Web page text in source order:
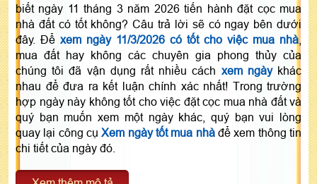
biết ngày 11 tháng 3 năm 2026 tiến hành đặt cọc mua
nhà đất có tốt không? Câu trả lời sẽ có ngay bên dưới
đây. Để xem ngày 11/3/2026 có tốt cho việc mua nhà
mua đất hay không các chuyên gia phong thủy của
chúng tôi đã vận dụng rất nhiều cách xem ngàykhác
nhau để đưa ra kết luận chính xác nhất! Trong trường
hợp ngày này không tốt cho việc đặt cọc mua nhà đất và
quý bạn muốn xem một ngày khác, quý bạn vui lòng
quay lại công cụXem ngày tốt mua nhàđể xem thông tin
chi tiết của ngày đó.